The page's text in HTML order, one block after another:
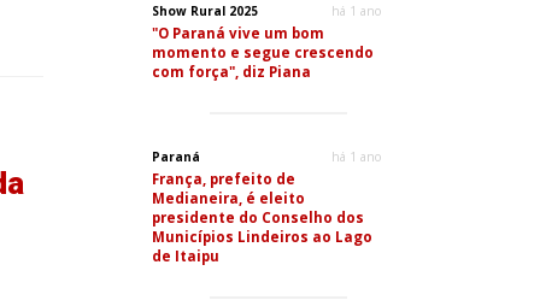
Show Rural 2025 há 1 ano
"O Paraná vive um bom
momento e segue crescendo
com força", diz Piana
Paraná há 1 ano
França, prefeito de
Medianeira, é eleito
presidente do Conselho dos
Municípios Lindeiros ao Lago
de Itaipu